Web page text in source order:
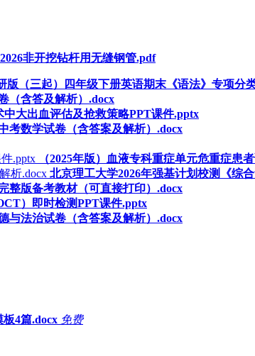
非开挖钻杆用无缝钢管.pdf
版（三起）四年级下册英语期末《语法》专项分
（含答及解析）.docx
中大出血评估及抢救策略PPT课件.pptx
考数学试卷（含答案及解析）.docx
（2025年版）血液专科重症单元危重症患
北京理工大学2026年强基计划校测《综
整版备考教材（可直接打印）.docx
）即时检测PPT课件.pptx
与法治试卷（含答案及解析）.docx
板4篇.docx 免费